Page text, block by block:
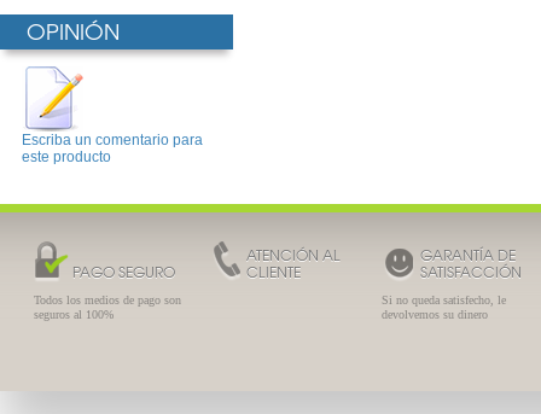
OPINIÓN
Escriba un comentario para
este producto
PAGO SEGURO
Todos los medios de pago son
seguros al 100%
ATENCIÓN AL
CLIENTE
GARANTÍA DE
SATISFACCIÓN
Si no queda satisfecho, le
devolvemos su dinero